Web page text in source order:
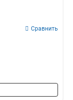
Сравнить